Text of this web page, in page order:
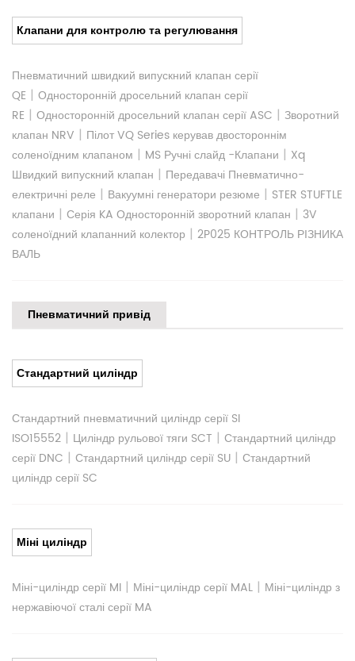
Клапани для контролю та регулювання
Пневматичний швидкий випускний клапан серії
QE | Односторонній дросельний клапан серії
RE | Односторонній дросельний клапан серії ASC | Зворотний
клапан NRV | Пілот VQ Series керував двостороннім
соленоїдним клапаном | MS Ручні слайд -Клапани | Xq
Швидкий випускний клапан | Передавачі Пневматично-
електричні реле | Вакуумні генератори резюме | STER STUFTLE
клапани | Серія KA Односторонній зворотний клапан | 3V
соленоїдний клапанний колектор | 2P025 КОНТРОЛЬ РІЗНИКА
ВАЛЬ
Пневматичний привід
Стандартний циліндр
Стандартний пневматичний циліндр серії SI
ISO15552 | Циліндр рульової тяги SCT | Стандартний циліндр
серії DNC | Стандартний циліндр серії SU | Стандартний
циліндр серії SC
Міні циліндр
Міні-циліндр серії MI | Міні-циліндр серії MAL | Міні-циліндр з
нержавіючої сталі серії MA